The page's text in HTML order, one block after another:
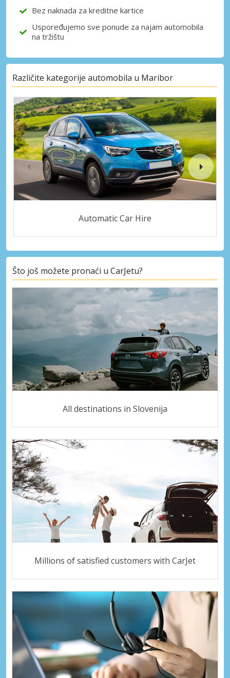
Bez naknada za kreditne kartice
Uspoređujemo sve ponude za najam automobila
na tržištu
Različite kategorije automobila u Maribor
Automatic Car Hire
Što još možete pronaći u CarJetu?
All destinations in Slovenija
Millions of satisfied customers with CarJet